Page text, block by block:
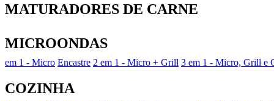
MATURADORES DE CARNE
MICROONDAS
em 1 - Micro Encastre 2 em 1 - Micro + Grill 3 em 1 - Micro, Grill e
COZINHA